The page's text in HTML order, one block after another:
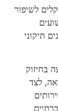
לשיפור
תיקוני
בחיזוק
לצד